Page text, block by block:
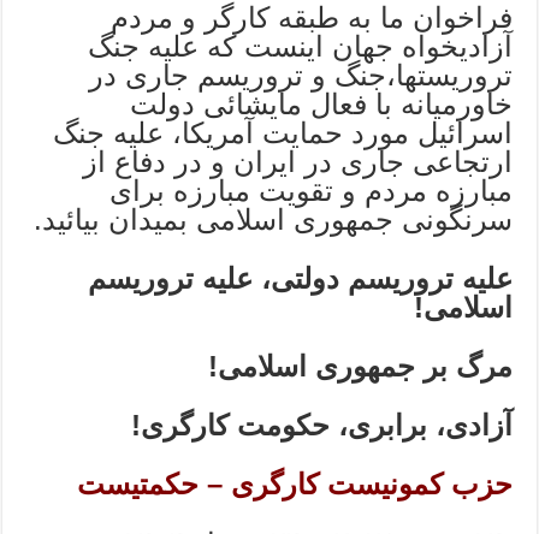
فراخوان ما به طبقه کارگر و مردم
آزادیخواه جهان اینست که علیه جنگ
تروریستها،جنگ و تروریسم جاری در
خاورمیانه با فعال مایشائی دولت
اسرائیل مورد حمایت آمریکا، علیه جنگ
ارتجاعی جاری در ایران و در دفاع از
مبارزه مردم و تقویت مبارزه برای
سرنگونی جمهوری اسلامی بمیدان بیائید.
علیه تروریسم دولتی، علیه تروریسم
اسلامی!
مرگ بر جمهوری اسلامی!
آزادی، برابری، حکومت کارگری!
حزب کمونیست کارگری – حکمتیست